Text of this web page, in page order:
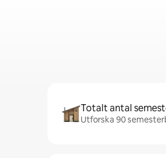
Totalt antal
Utforska 90